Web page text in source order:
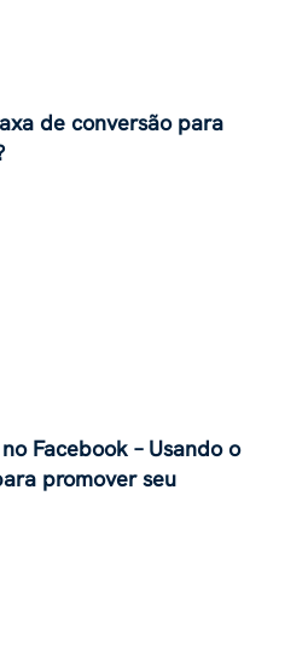
de conversão para
Facebook – Usando o
promover seu